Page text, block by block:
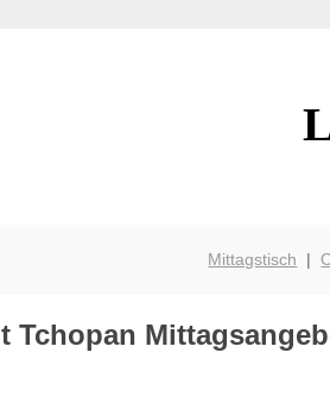
Mittagstisch |
Tchopan